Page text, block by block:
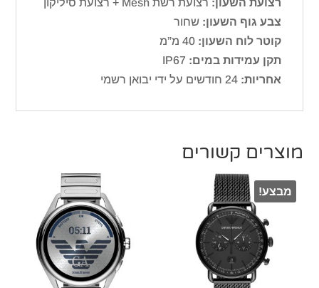
צבע גוף השעון: שחור
קוטר לוח השעון: 40 מ”מ
תקן עמידות במים:
אחריות: 24 חודשים על ידי יבואן רשמי
מוצרים קשורים
מבצע!